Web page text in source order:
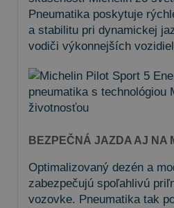
Pneumatika poskytuje
a stabilitu pri dynamickej
vodiči výkonnejších
BEZPEČNÁ JAZDA AJ NA
Optimalizovaný dezén a
zabezpečujú spoľahlivú
vozovke. Pneumatika tak